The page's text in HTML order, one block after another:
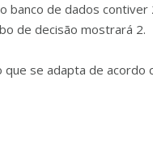
banco de dados contiver
de decisão mostrará 2.
que se adapta de acordo